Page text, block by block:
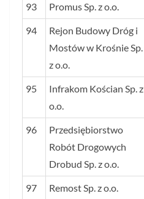
93 Promus Sp. z o.o.
94
Rejon Budowy Dróg i
Mostów w Krośnie Sp.
z o.o.
95
Infrakom Kościan Sp. z
o.o.
96
Przedsiębiorstwo
Robót Drogowych
Drobud Sp. z o.o.
97 Remost Sp. z o.o.